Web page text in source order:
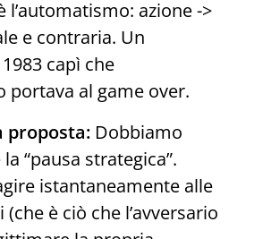
l’automatismo: azione ->
e contraria. Un
capì che
portava al game over.
proposta: Dobbiamo
“pausa strategica”.
istantaneamente alle
è ciò che l’avversario